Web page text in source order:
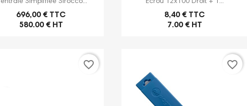
Simplifiée Sirocco...
696,00 € TTC
580.00 € HT
Ecrou 12x100 Droit + 1...
8,40 € TTC
7.00 € HT
favorite_border favorite_border